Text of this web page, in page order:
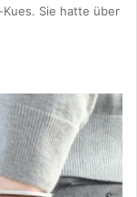
Sie hatte über